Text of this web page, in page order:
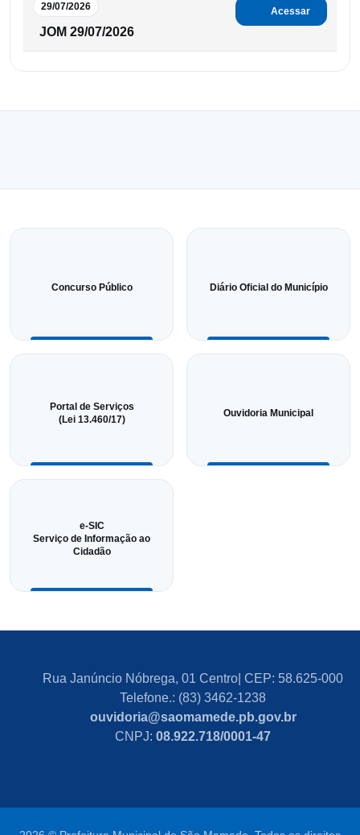
29/07/2026
JOM 29/07/2026
Acessar
Concurso Público Diário Oficial do Município
Portal de Serviços
(Lei 13.460/17)
Ouvidoria Municipal
e-SIC
Serviço de Informação ao
Cidadão
Rua Janúncio Nóbrega, 01 Centro| CEP: 58.625-000
Telefone.: (83) 3462-1238
ouvidoria@saomamede.pb.gov.br
CNPJ: 08.922.718/0001-47